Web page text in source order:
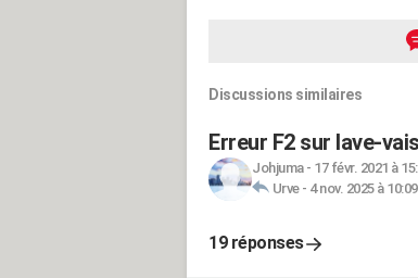
Discussions similaires
Erreur F2 sur lave-
Johjuma- 17 févr. 2021 à
Urve- 4 nov. 2025 à 10:09
19 réponses